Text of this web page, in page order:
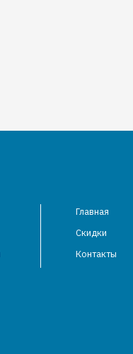
Главная
Скидки
Контакты